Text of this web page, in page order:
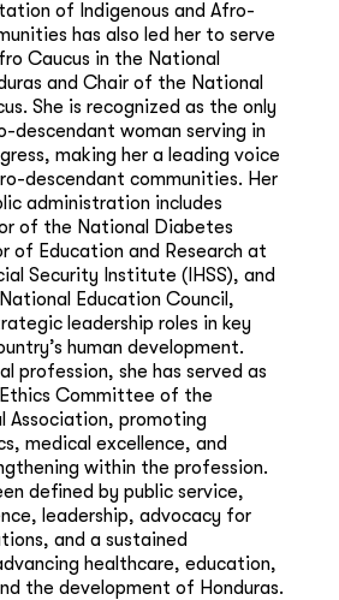
of Indigenous and Afro-
has also led her to serve
Caucus in the National
and Chair of the National
She is recognized as the only
descendant woman serving in
making her a leading voice
descendant communities. Her
administration includes
of the National Diabetes
of Education and Research at
Security Institute (IHSS), and
Education Council,
leadership roles in key
human development.
profession, she has served as
Committee of the
Association, promoting
medical excellence, and
within the profession.
defined by public service,
leadership, advocacy for
and a sustained
healthcare, education,
the development of Honduras.